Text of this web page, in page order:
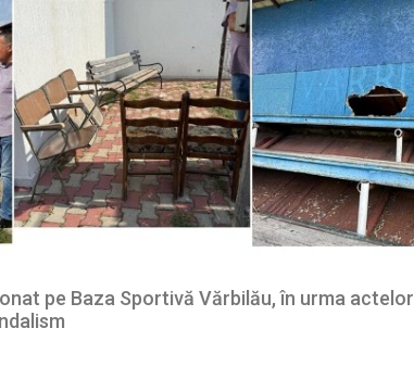
pe Baza Sportivă Vărbilău, în urma actelor